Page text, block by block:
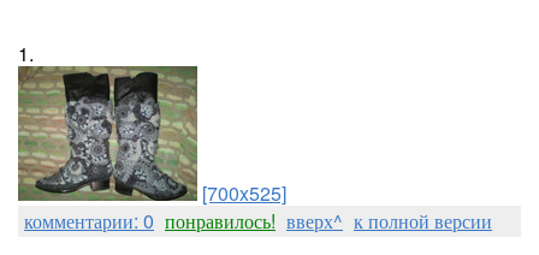
1.
[700x525]
комментарии: 0 понравилось! вверх^ к полной версии